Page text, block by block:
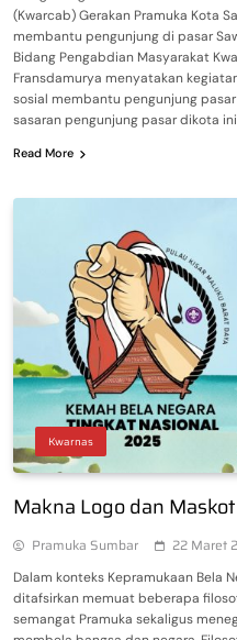
(Kwarcab) Gerakan Pramuka Kota
membantu pengunjung di pasar
Bidang Pengabdian Masyarakat
Fransdamurya menyatakan
sosial membantu pengunjung
sasaran pengunjung pasar dikota ini
Read More
Kwarnas
Makna Logo dan
Pramuka Sumbar 22 Maret
Dalam konteks Kepramukaan Bela
ditafsirkan memuat beberapa
semangat Pramuka sekaligus